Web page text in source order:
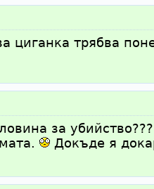
циганка трябва
за
Докъде я